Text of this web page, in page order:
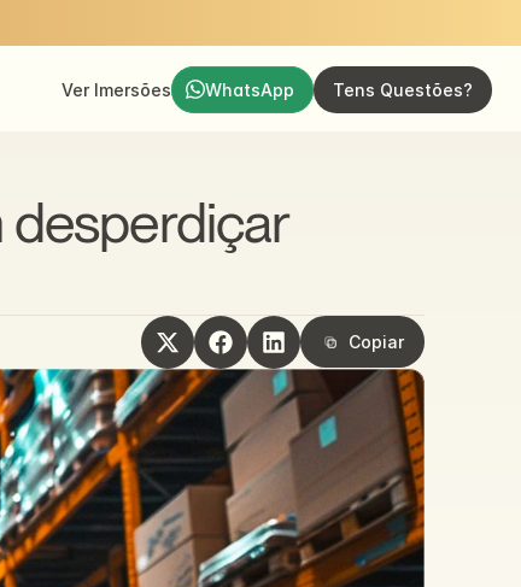
Ver Imersões WhatsApp Tens Questões?
desperdiçar
Copiar
Copiar